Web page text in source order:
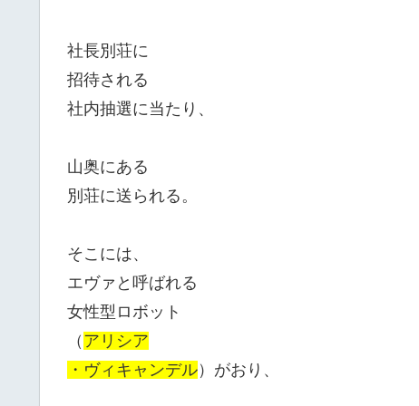
社長別荘に
招待される
社内抽選に当たり、
山奥にある
別荘に送られる。
そこには、
エヴァと呼ばれる
女性型ロボット
（ アリシア
・ヴィキャンデル）がおり、